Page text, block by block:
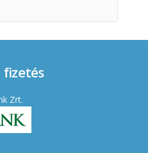
fizetés
Zrt.